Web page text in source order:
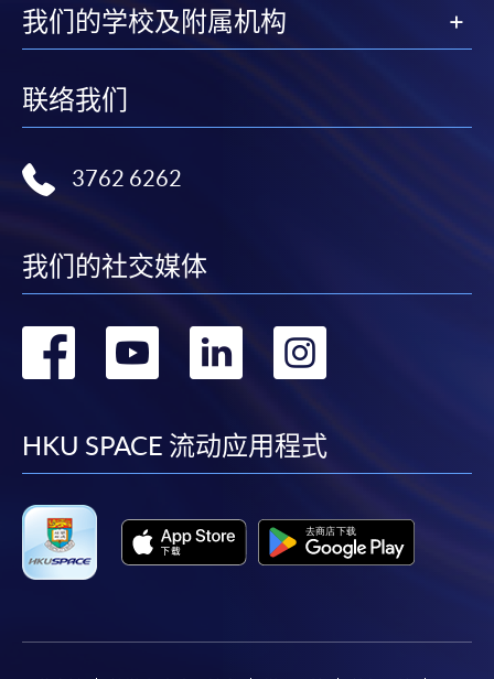
我们的学校及附属机构
联络我们
3762 6262
我们的社交媒体
转
facebook
转
youtube
转
linkedin
转
HKU SPACE 流动应用程式